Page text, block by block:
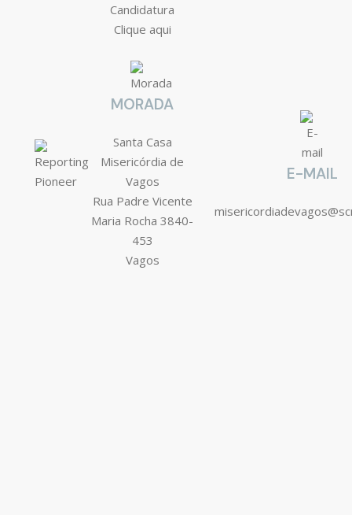
Candidatura
Clique aqui
MORADA
Santa Casa
Misericórdia de
Vagos
Rua Padre Vicente
Maria Rocha 3840-
453
Vagos
E-MAIL